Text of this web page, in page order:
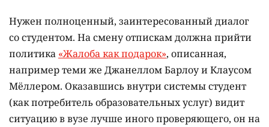
Нужен полноценный, заинтересованный диалог
со студентом. На смену отпискам должна прийти
политика «Жалоба как подарок», описанная,
например теми же Джанеллом Барлоу и Клаусом
Мёллером. Оказавшись внутри системы студент
(как потребитель образовательных услуг) видит
ситуацию в вузе лучше иного проверяющего, он на